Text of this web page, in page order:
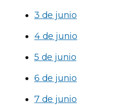
3 de junio
4 de junio
5 de junio
6 de junio
7 de junio